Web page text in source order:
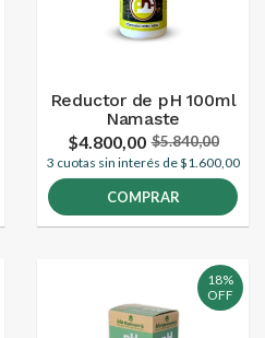
Reductor de pH 100ml
Namaste
$4.800,00 $5.840,00
3 cuotas sin interés de $1.600,00
COMPRAR
18%
OFF